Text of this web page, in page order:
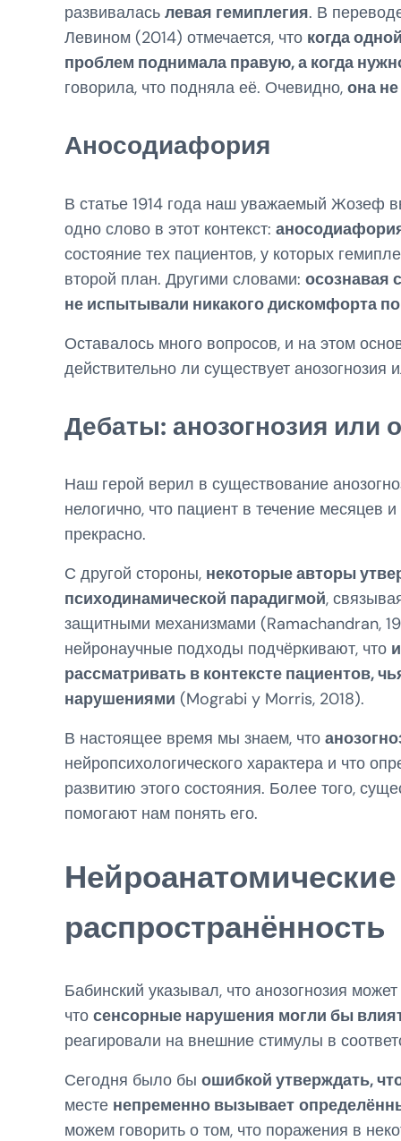
развивалась левая гемиплегия. В
Левином (2014) отмечается, что когда
проблем поднимала правую, а когда
говорила, что подняла её. Очевидно, она
Аносодиафория
В статье 1914 года наш уважаемый Жозеф
одно слово в этот контекст:
состояние тех пациентов, у которых
второй план. Другими словами: осознавая
не испытывали никакого дискомфорта
Оставалось много вопросов, и на этом
действительно ли существует анозогнозия
Дебаты: анозогнозия или
Наш герой верил в существование
нелогично, что пациент в течение месяцев
прекрасно.
С другой стороны, некоторые авторы
психодинамической парадигмой,
защитными механизмами (Ramachandran,
нейронаучные подходы подчёркивают, что
рассматривать в контексте пациентов,
нарушениями (Mograbi y Morris, 2018).
В настоящее время мы знаем, что
нейропсихологического характера и что
развитию этого состояния. Более того,
помогают нам понять его.
распространённость
Бабинский указывал, что анозогнозия
что сенсорные нарушения могли бы
реагировали на внешние стимулы в
Сегодня было бы ошибкой утверждать,
месте непременно вызывает
можем говорить о том, что поражения в